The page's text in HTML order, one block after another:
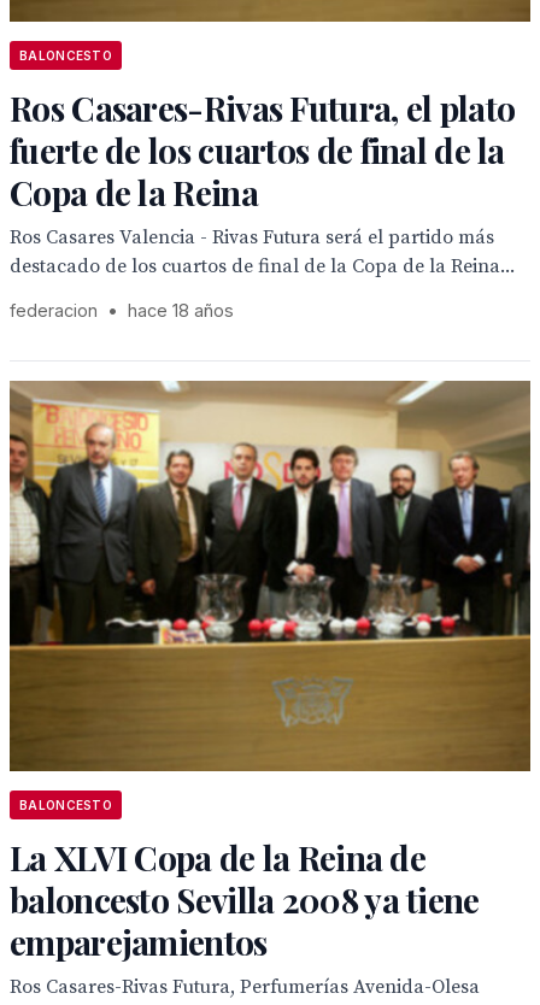
BALONCESTO
Ros Casares-Rivas Futura, el plato
fuerte de los cuartos de final de la
Copa de la Reina
Ros Casares Valencia - Rivas Futura será el partido más
destacado de los cuartos de final de la Copa de la Reina...
federacion • hace 18 años
BALONCESTO
La XLVI Copa de la Reina de
baloncesto Sevilla 2008 ya tiene
emparejamientos
Ros Casares-Rivas Futura, Perfumerías Avenida-Olesa